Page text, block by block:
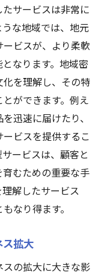
サービスは非常に
な地域では、地元
ビスが、より柔軟
なります。地域密
を理解し、その特
ができます。例え
迅速に届けたり、
ビスを提供するこ
ービスは、顧客と
むための重要な手
解したサービス
なり得ます。
拡大
の拡大に大きな影